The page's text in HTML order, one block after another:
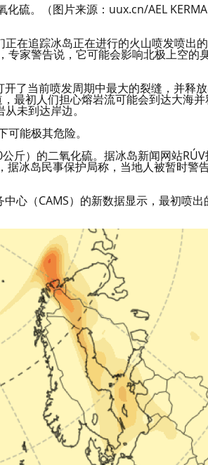
硫。（图片来源：uux.cn/AEL
在追踪冰岛正在进行的火山喷发喷出
家警告说，它可能会影响北极上空的
了当前喷发周期中最大的裂缝，并释
最初人们担心熔岩流可能会到达大海
从未到达岸边。
能极其危险。
斤）的二氧化硫。据冰岛新闻网站RÚV
冰岛民事保护局称，当地人被暂时警
心（CAMS）的新数据显示，最初喷出